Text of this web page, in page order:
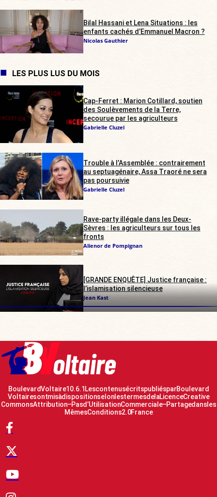
Bilal Hassani et Lena Situations : les
enfants cachés d’Emmanuel Macron ?
Nicolas Gauthier
LES PLUS LUS DU MOIS
Cap-Ferret : Marion Cotillard, soutien
des Soulèvements de la Terre,
secourue par les agriculteurs
Gabrielle Cluzel
Trouble à l’Assemblée : contrairement
au septuagénaire, Assa Traoré ne sera
pas poursuivie
Gabrielle Cluzel
Rave-party illégale dans les Deux-
Sèvres : les agriculteurs sur tous les
fronts
Alienor de Pompignan
[GRANDE ENQUÊTE] Justice française :
l’islamisation silencieuse
Jean Kast
Boulevard Voltaire 10.6.1 Les contenus écrits publiés par Boulevard
Voltaire sont mis à disposition selon les termes de la Licence Creative
Commons Attribution – Pas d’Utilisation Commerciale – Partage dans les
Mêmes Conditions 2.0 France